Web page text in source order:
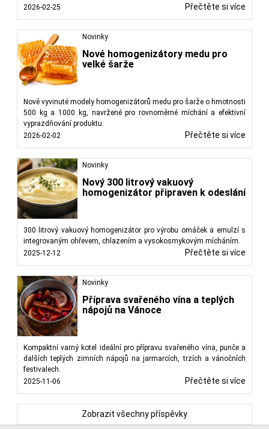
2026-02-25
Přečtěte si více
Novinky
Nové homogenizátory medu pro
velké šarže
Nově vyvinuté modely homogenizátorů medu pro šarže o hmotnosti
500 kg a 1000 kg, navržené pro rovnoměrné míchání a efektivní
vyprazdňování produktu.
2026-02-02
Přečtěte si více
Novinky
Nový 300 litrový vakuový
homogenizátor připraven k odeslání
300 litrový vakuový homogenizátor pro výrobu omáček a emulzí s
integrovaným ohřevem, chlazením a vysokosmykovým mícháním.
2025-12-12
Přečtěte si více
Novinky
Příprava svařeného vína a teplých
nápojů na Vánoce
Kompaktní varný kotel ideální pro přípravu svařeného vína, punče a
dalších teplých zimních nápojů na jarmarcích, trzích a vánočních
festivalech.
2025-11-06
Přečtěte si více
Zobrazit všechny příspěvky